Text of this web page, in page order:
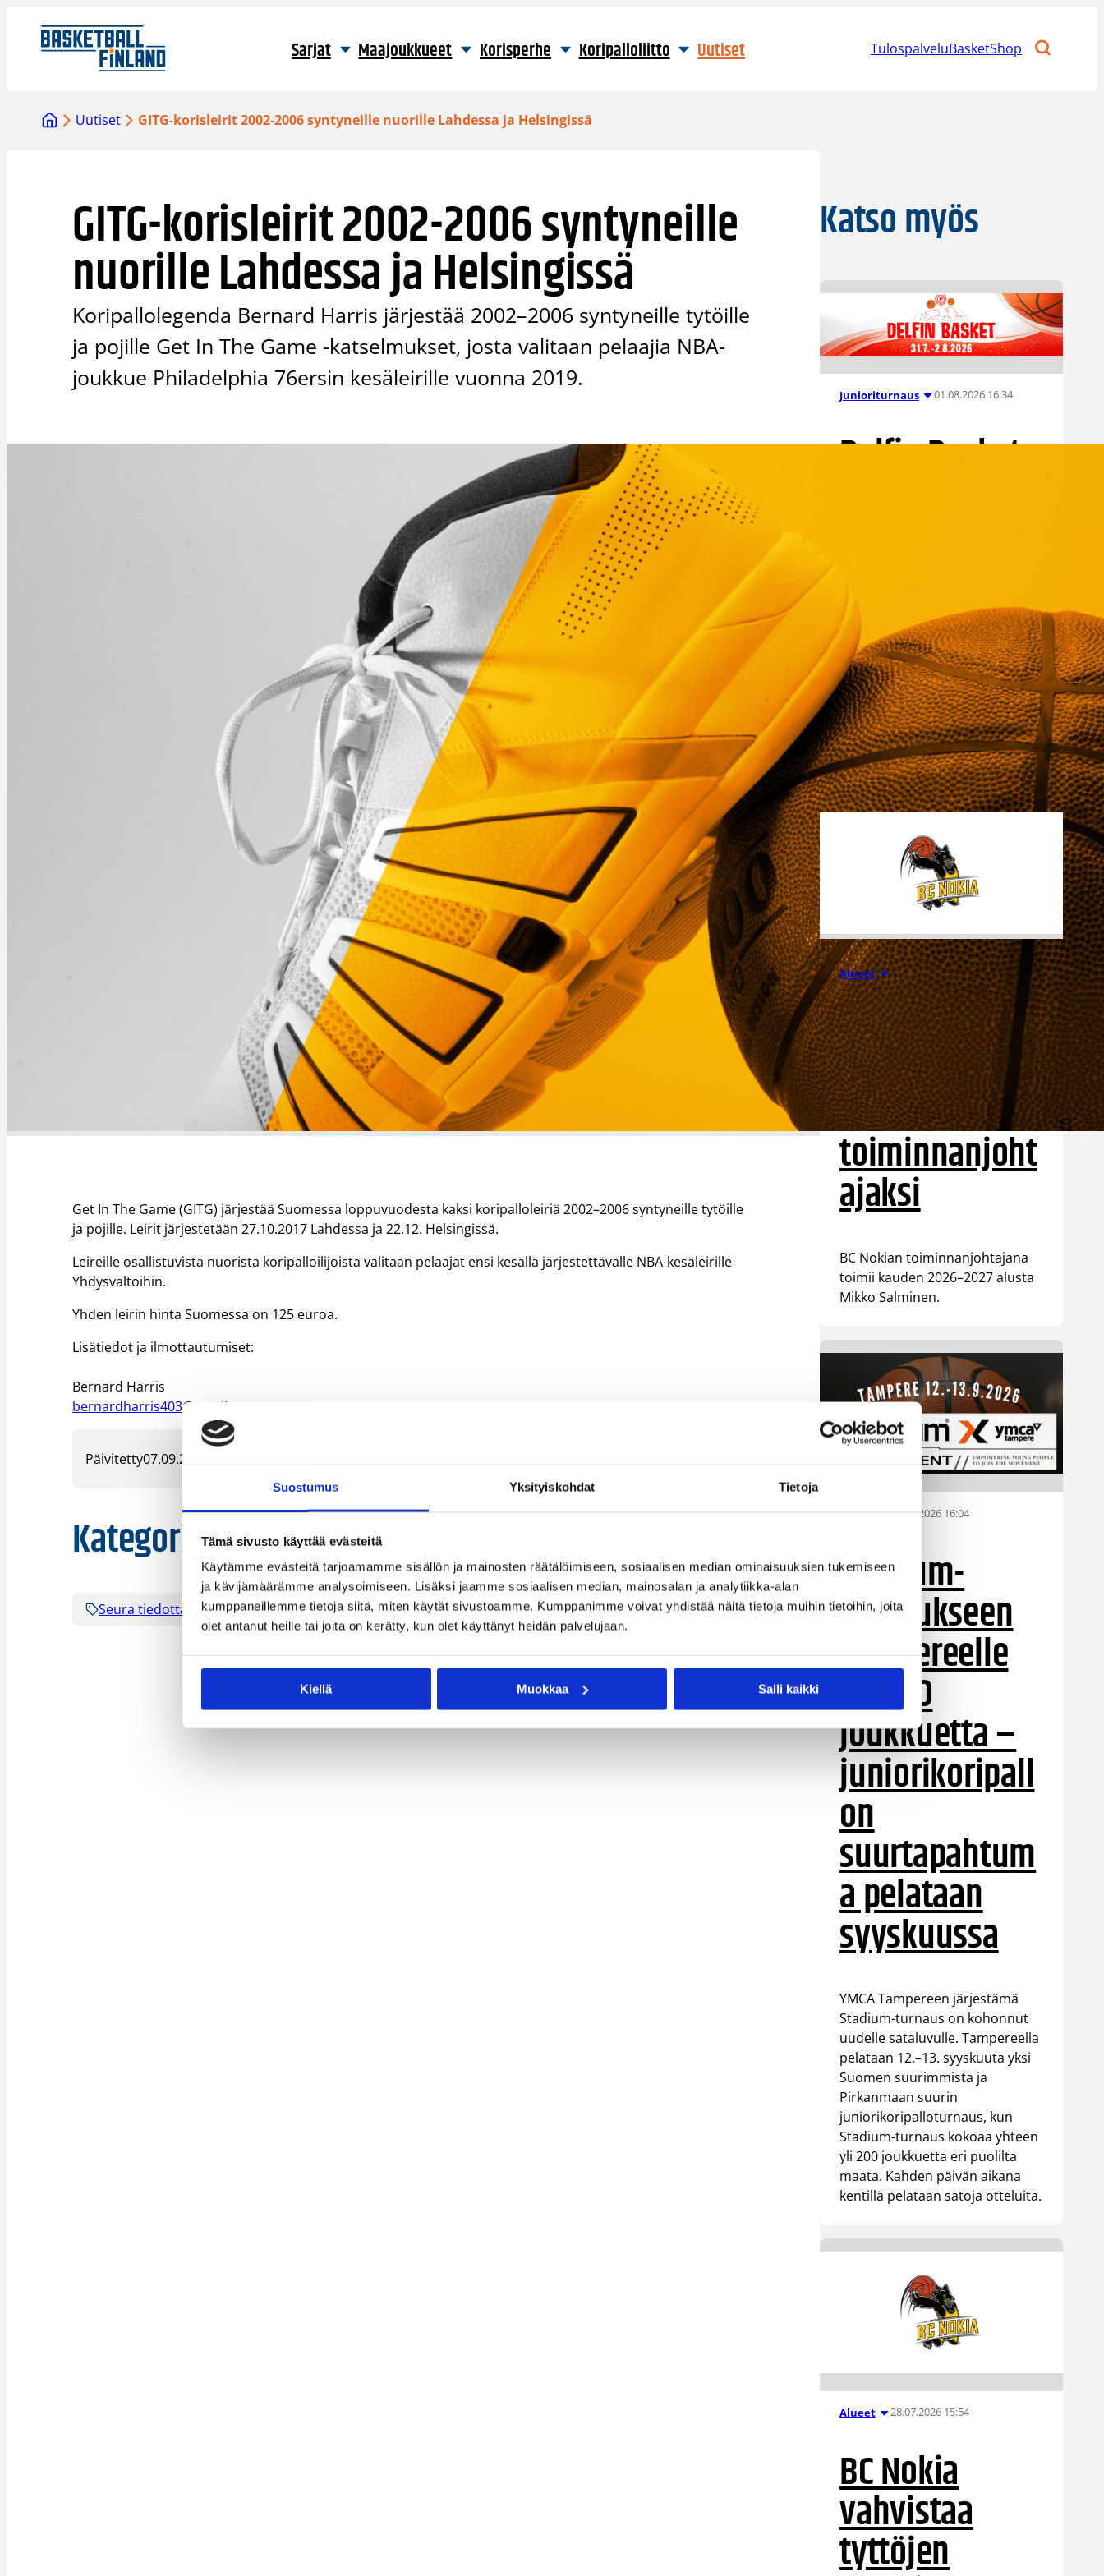
Suostumus Yksityiskohdat Tietoja
Tämä sivusto käyttää evästeitä
Käytämme evästeitä tarjoamamme sisällön ja mainosten räätälöimiseen, sosiaalisen median ominaisuuksien tukemiseen
ja kävijämäärämme analysoimiseen. Lisäksi jaamme sosiaalisen median, mainosalan ja analytiikka-alan
kumppaneillemme tietoja siitä, miten käytät sivustoamme. Kumppanimme voivat yhdistää näitä tietoja muihin tietoihin, joita
olet antanut heille tai joita on kerätty, kun olet käyttänyt heidän palvelujaan.
Kiellä Muokkaa Salli kaikki
sisältöön
Sarjat Maajoukkueet Korisperhe Koripalloliitto Uutiset TulospalveluBasketShop
Uutiset GITG-korisleirit 2002-2006 syntyneille nuorille Lahdessa ja Helsingissä
GITG-korisleirit 2002-2006 syntyneille
nuorille Lahdessa ja Helsingissä
Koripallolegenda Bernard Harris järjestää 2002–2006 syntyneille tytöille
ja pojille Get In The Game -katselmukset, josta valitaan pelaajia NBA-
joukkue Philadelphia 76ersin kesäleirille vuonna 2019.
Get In The Game (GITG) järjestää Suomessa loppuvuodesta kaksi koripalloleiriä 2002–2006 syntyneille tytöille
ja pojille. Leirit järjestetään 27.10.2017 Lahdessa ja 22.12. Helsingissä.
Leireille osallistuvista nuorista koripalloilijoista valitaan pelaajat ensi kesällä järjestettävälle NBA-kesäleirille
Yhdysvaltoihin.
Yhden leirin hinta Suomessa on 125 euroa.
Lisätiedot ja ilmottautumiset:
Bernard Harris
bernardharris403@gmail.com
Päivitetty07.09.2018
Kategoriat
Seura tiedottaa
Katso myös
Junioriturnaus 01.08.2026 16:34
Delfin Basket
Koripallon kansainvälinen
turnaus Delfin Basket pelataan
Tampereella tänä viikonloppuna.
Järjestyksessään 39. turnaus
kerää yhteen 200 joukkuetta ja
tuhansia koripallon ystäviä niin
Suomesta kuin ulkomailta.
Alueet 01.08.2026 16:31
Mikko
Salminen BC
Nokian
toiminnanjoht
ajaksi
BC Nokian toiminnanjohtajana
toimii kauden 2026–2027 alusta
Mikko Salminen.
Alueet 28.07.2026 16:04
Stadium-
turnaukseen
Tampereelle
yli 200
joukkuetta –
juniorikoripall
on
suurtapahtum
a pelataan
syyskuussa
YMCA Tampereen järjestämä
Stadium-turnaus on kohonnut
uudelle sataluvulle. Tampereella
pelataan 12.–13. syyskuuta yksi
Suomen suurimmista ja
Pirkanmaan suurin
juniorikoripalloturnaus, kun
Stadium-turnaus kokoaa yhteen
yli 200 joukkuetta eri puolilta
maata. Kahden päivän aikana
kentillä pelataan satoja otteluita.
Alueet 28.07.2026 15:54
BC Nokia
vahvistaa
tyttöjen